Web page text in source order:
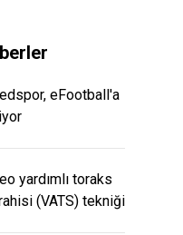
eFootball'a
yardımlı toraks
(VATS) tekniği